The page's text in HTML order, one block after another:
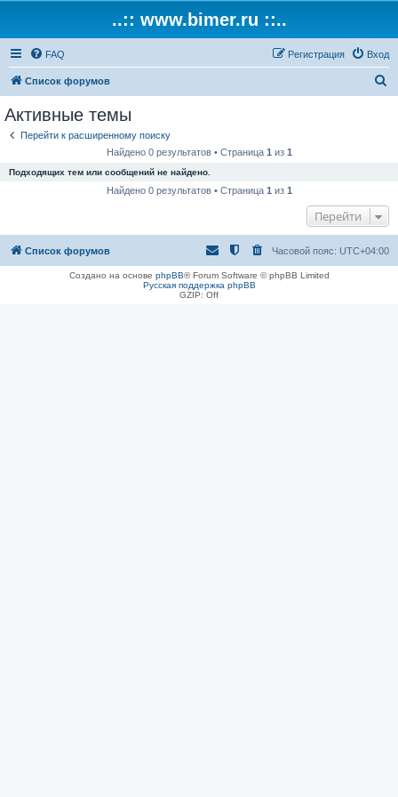
..:: www.bimer.ru ::..
FAQ Вход
Регистрация
Список форумов
Активные темы
Перейти к расширенному поиску
Найдено 0 результатов • Страница 1 из 1
Подходящих тем или сообщений не найдено.
Найдено 0 результатов • Страница 1 из 1
Перейти
Список форумов Часовой пояс: UTC+04:00
Создано на основе phpBB® Forum Software © phpBB Limited
Русская поддержка phpBB
GZIP: Off